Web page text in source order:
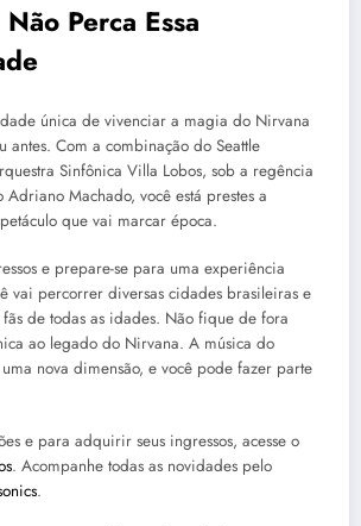
Perca Essa
única de vivenciar a magia do Nirvana
antes. Com a combinação do Seattle
Sinfônica Villa Lobos, sob a regência
Adriano Machado, você está prestes a
que vai marcar época.
e prepare-se para uma experiência
vai percorrer diversas cidades brasileiras e
de todas as idades. Não fique de fora
ao legado do Nirvana. A música do
nova dimensão, e você pode fazer parte
e para adquirir seus ingressos, acesse o
. Acompanhe todas as novidades pelo
.